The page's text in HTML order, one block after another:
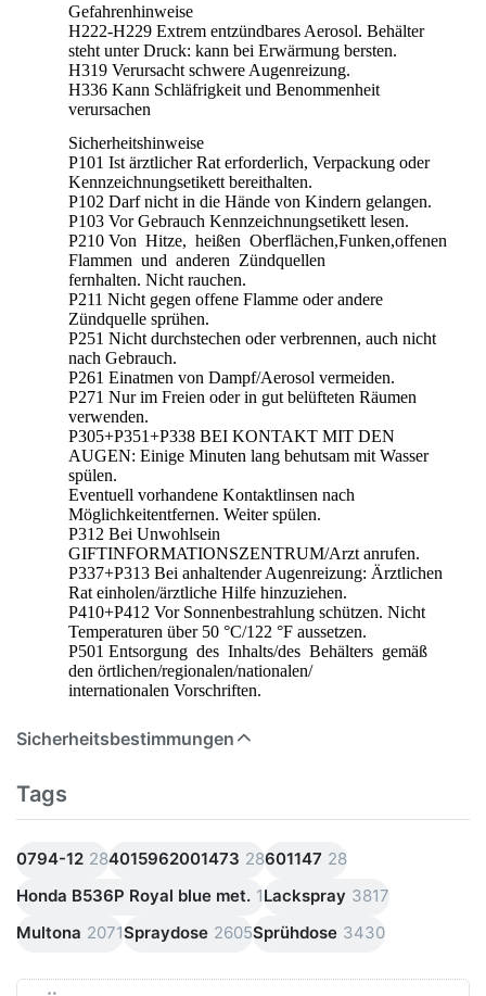
Gefahrenhinweise
H222-H229 Extrem entzündbares Aerosol. Behälter
steht unter Druck: kann bei Erwärmung bersten.
H319 Verursacht schwere Augenreizung.
H336 Kann Schläfrigkeit und Benommenheit
verursachen
Sicherheitshinweise
P101 Ist ärztlicher Rat erforderlich, Verpackung oder
Kennzeichnungsetikett bereithalten.
P102 Darf nicht in die Hände von Kindern gelangen.
P103 Vor Gebrauch Kennzeichnungsetikett lesen.
P210 Von Hitze, heißen Oberflächen,Funken,offenen
Flammen und anderen Zündquellen
fernhalten. Nicht rauchen.
P211 Nicht gegen offene Flamme oder andere
Zündquelle sprühen.
P251 Nicht durchstechen oder verbrennen, auch nicht
nach Gebrauch.
P261 Einatmen von Dampf/Aerosol vermeiden.
P271 Nur im Freien oder in gut belüfteten Räumen
verwenden.
P305+P351+P338 BEI KONTAKT MIT DEN
AUGEN: Einige Minuten lang behutsam mit Wasser
spülen.
Eventuell vorhandene Kontaktlinsen nach
Möglichkeitentfernen. Weiter spülen.
P312 Bei Unwohlsein
GIFTINFORMATIONSZENTRUM/Arzt anrufen.
P337+P313 Bei anhaltender Augenreizung: Ärztlichen
Rat einholen/ärztliche Hilfe hinzuziehen.
P410+P412 Vor Sonnenbestrahlung schützen. Nicht
Temperaturen über 50 °C/122 °F aussetzen.
P501 Entsorgung des Inhalts/des Behälters gemäß
den örtlichen/regionalen/nationalen/
internationalen Vorschriften.
Sicherheitsbestimmungen
Tags
0794-12 284015962001473 28601147 28
Honda B536P Royal blue met. 1Lackspray 3817
Multona 2071Spraydose 2605Sprühdose 3430